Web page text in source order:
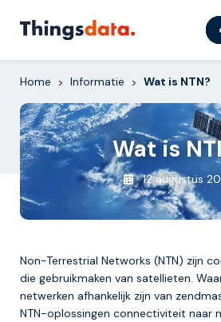
Home > Informatie > Wat is NTN?
Wat is
12 augustus
Non-Terrestrial Networks (NTN) zijn
die gebruikmaken van satellieten.
netwerken afhankelijk zijn van
NTN-oplossingen connectiviteit naar